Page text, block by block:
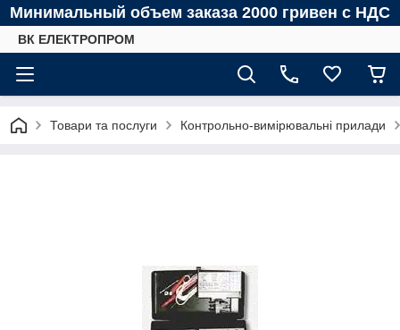
Минимальный объем заказа 2000 гривен с НДС
ВК ЕЛЕКТРОПРОМ
Товари та послуги Контрольно-вимірювальні прилади